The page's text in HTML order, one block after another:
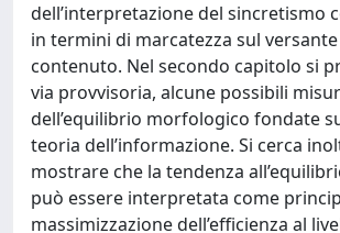
dell’interpretazione del sincretismo
in termini di marcatezza sul
contenuto. Nel secondo capitolo si
via provvisoria, alcune possibili
dell’equilibrio morfologico fondate
teoria dell’informazione. Si cerca
mostrare che la tendenza
può essere interpretata come
massimizzazione dell’efficienza al